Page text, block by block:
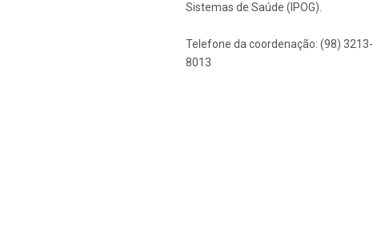
Sistemas de Saúde (IPOG).
Telefone da coordenação: (98) 3213-
8013